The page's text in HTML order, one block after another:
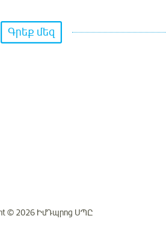
Գրեք մեզ
© 2026 ԻմԴպրոց ՍՊԸ